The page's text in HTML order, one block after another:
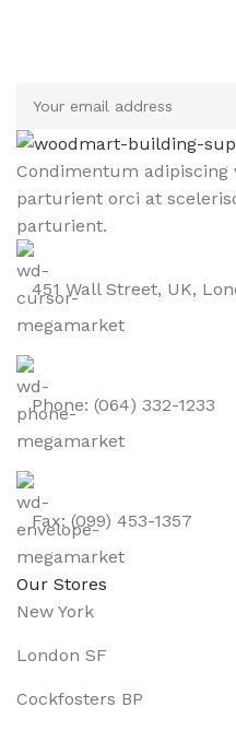
Condimentum adipiscing
parturient orci at
parturient.
451 Wall Street, UK,
Phone: (064) 332-1233
Fax: (099) 453-1357
Our Stores
New York
London SF
Cockfosters BP